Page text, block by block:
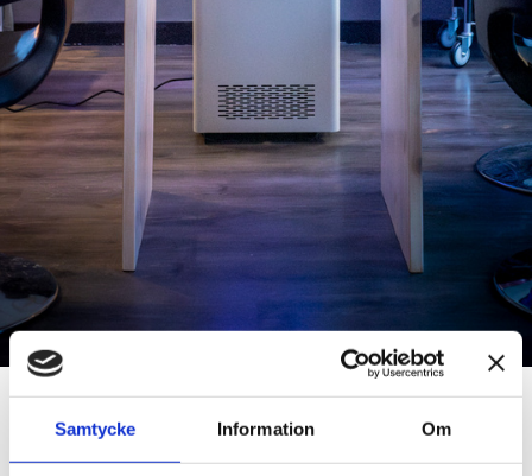
Samtycke Information Om
Alwert, frisör & ägare